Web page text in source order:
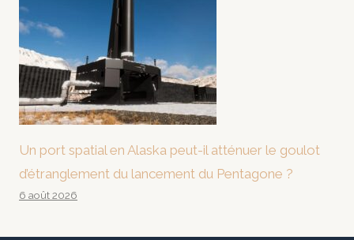
Un port spatial en Alaska peut-il atténuer le goulot
d’étranglement du lancement du Pentagone ?
6 août 2026